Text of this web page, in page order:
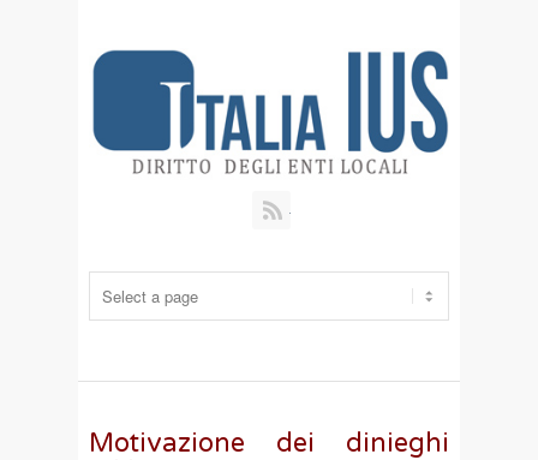
Motivazione dei dinieghi